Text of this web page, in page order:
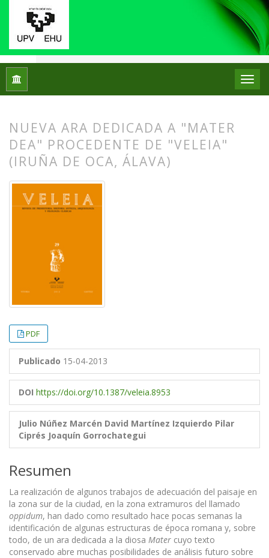
Inicio Núm. 29 (2012): Memoria de la epigrafía
NUEVA ARA DEDICADA A "MATER
DEA" PROCEDENTE DE "VELEIA"
(IRUÑA DE OCA, ÁLAVA)
PDF
Publicado 15-04-2013
DOI https://doi.org/10.1387/veleia.8953
Julio Núñez Marcén David Martínez Izquierdo Pilar
Ciprés Joaquín Gorrochategui
Resumen
La realización de algunos trabajos de adecuación del paisaje en
la zona sur de la ciudad, en la zona extramuros del llamado
oppidum, han dado como resultado hace pocas semanas la
identificación de algunas estructuras de época romana y, sobre
todo, de un ara dedicada a la diosa Mater cuyo texto
conservado abre muchas posibilidades de análisis futuro sobre